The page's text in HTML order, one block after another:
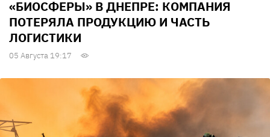
«БИОСФЕРЫ» В ДНЕПРЕ: КОМПАНИЯ
ПОТЕРЯЛА ПРОДУКЦИЮ И ЧАСТЬ
ЛОГИСТИКИ
05 Августа 19:17